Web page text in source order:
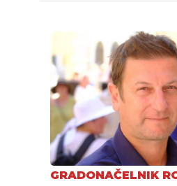
GRADONAČELNIK